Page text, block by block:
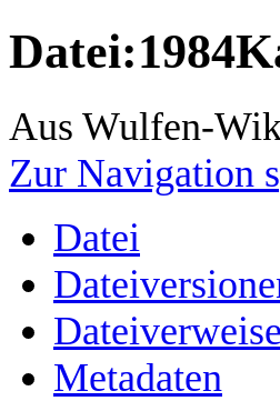
Datei:
Aus Wulfen-
Zur Navigation
Datei
Dateiverweise
Metadaten